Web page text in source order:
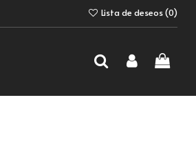
Lista de deseos (0)